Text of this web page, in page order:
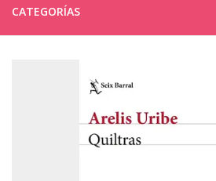
CATEGORÍAS